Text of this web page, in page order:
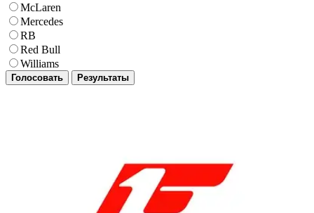
McLaren
Mercedes
RB
Red Bull
Williams
Голосовать Результаты